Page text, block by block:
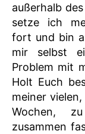
außerhalb
setze ich
fort und bin
mir selbst
Problem mit
Holt Euch
meiner
Wochen,
zusammen